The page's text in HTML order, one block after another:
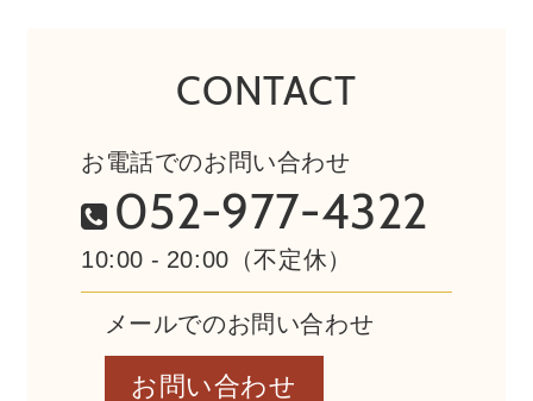
CONTACT
お電話でのお問い合わせ
052-977-4322
10:00 - 20:00（不定休）
メールでのお問い合わせ
お問い合わせ